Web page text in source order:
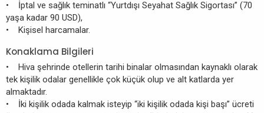
• İptal ve sağlık teminatlı “Yurtdışı Seyahat Sağlık Sigortası” (70
yaşa kadar 90 USD),
• Kişisel harcamalar.
Konaklama Bilgileri
• Hiva şehrinde otellerin tarihi binalar olmasından kaynaklı olarak
tek kişilik odalar genellikle çok küçük olup ve alt katlarda yer
almaktadır.
• İki kişilik odada kalmak isteyip “iki kişilik odada kişi başı” ücreti